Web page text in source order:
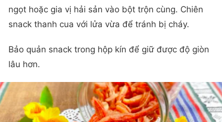
ngọt hoặc gia vị hải sản vào bột trộn cùng. Chiên
snack thanh cua với lửa vừa để tránh bị cháy.
Bảo quản snack trong hộp kín để giữ được độ giòn
lâu hơn.